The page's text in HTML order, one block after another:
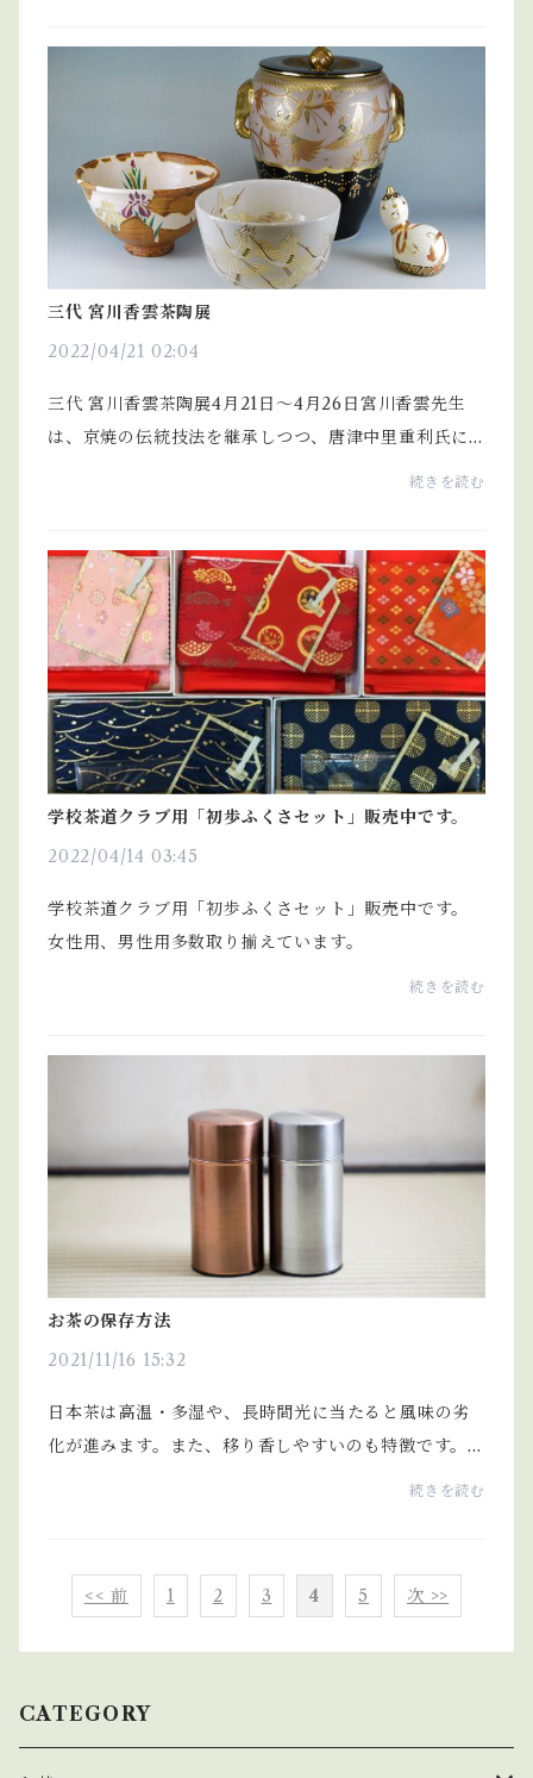
三代 宮川香雲茶陶展
2022/04/21 02:04
三代 宮川香雲茶陶展4月21日～4月26日宮川香雲先生
は、京焼の伝統技法を継承しつつ、唐津中里重利氏に
も師事され、新たな表現にも意欲的に取り組まれてい
続きを読む
学校茶道クラブ用「初歩ふくさセット」販売中です。
2022/04/14 03:45
学校茶道クラブ用「初歩ふくさセット」販売中です。
女性用、男性用多数取り揃えています。
続きを読む
お茶の保存方法
2021/11/16 15:32
日本茶は高温・多湿や、長時間光に当たると風味の劣
化が進みます。また、移り香しやすいのも特徴です。長
期間使用されない場合は、密封した状態での冷蔵保存
続きを読む
<< 前 1 2 3 4 5 次 >>
CATEGORY